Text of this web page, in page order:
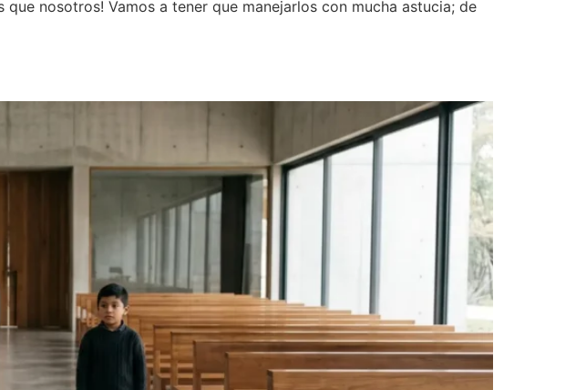
nosotros! Vamos a tener que manejarlos con mucha astucia; de